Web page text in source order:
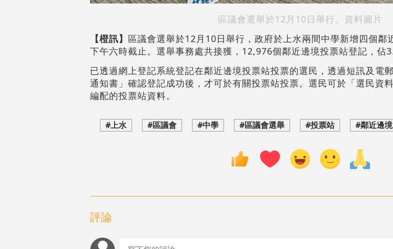
區議會選舉於12月10日舉行。資料圖片
【橙訊】 區議會選舉於12月10日舉行，政府於上水兩間中學新增四個鄰
下午六時截止。選舉事務處共接獲，12,976個鄰近邊境投票站登記，佔
已透過網上登記系統登記在鄰近邊境投票站投票的選民，透過短訊及電
通知書」確認登記成功後，才可於有關投票站投票。選民可於「選民資
編配的投票站資料。
#上水 #區議會 #中學 #區議會選舉 #投票站 #鄰近邊境
評論